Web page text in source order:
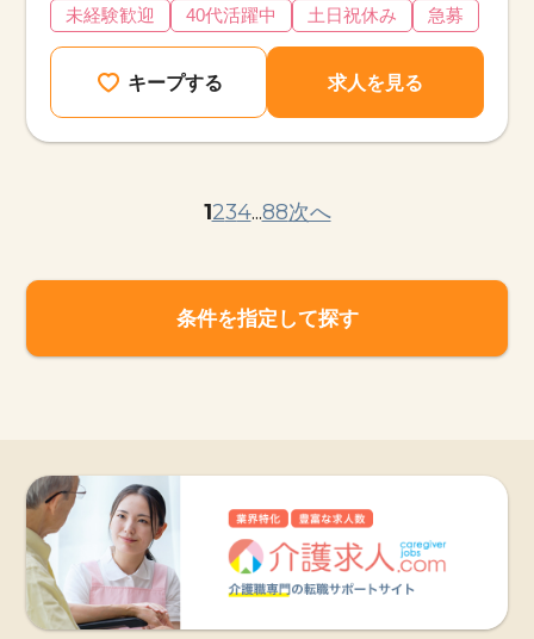
未経験歓迎 40代活躍中 土日祝休み 急募
キープする 求人を見る
1234...88次へ
条件を指定して探す